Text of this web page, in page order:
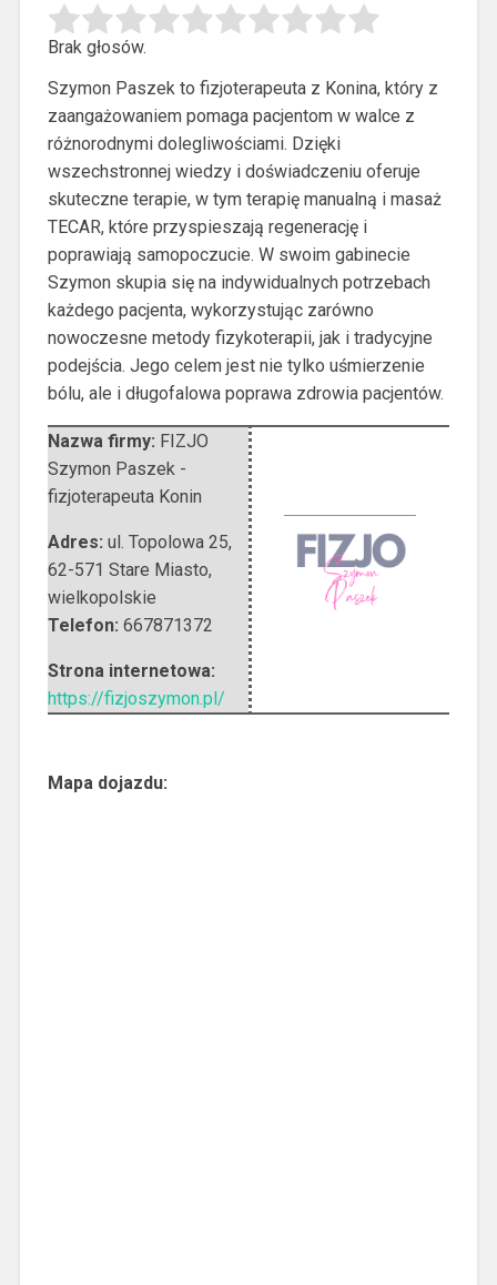
Brak głosów.
Szymon Paszek to fizjoterapeuta z Konina, który z
zaangażowaniem pomaga pacjentom w walce z
różnorodnymi dolegliwościami. Dzięki
wszechstronnej wiedzy idoświadczeniu oferuje
skuteczne terapie, w tym terapię manualną i masaż
TECAR, które przyspieszają regenerację i
poprawiają samopoczucie. W swoim gabinecie
Szymon skupia się na indywidualnych potrzebach
każdego pacjenta, wykorzystując zarówno
nowoczesne metody fizykoterapii, jak i tradycyjne
podejścia. Jego celem jest nie tylko uśmierzenie
bólu, ale i długofalowa poprawa zdrowia pacjentów.
Nazwa firmy: FIZJO
Szymon Paszek -
fizjoterapeuta Konin
Adres: ul. Topolowa 25,
62-571 Stare Miasto,
wielkopolskie
Telefon: 667871372
Strona internetowa:
https://fizjoszymon.pl/
Mapa dojazdu: